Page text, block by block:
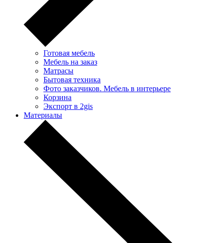
Готовая мебель
Мебель на заказ
Матрасы
Бытовая техника
Фото заказчиков. Мебель в интерьере
Корзина
Экспорт в 2gis
Материалы